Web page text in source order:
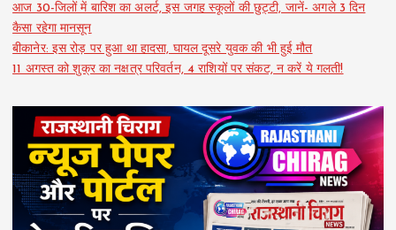
आज 30-जिलों में बारिश का अलर्ट, इस जगह स्कूलों की छुट्टी, जानें- अगले 3 दिन
कैसा रहेगा मानसून
बीकानेर: इस रोड़ पर हुआ था हादसा, घायल दूसरे युवक की भी हुई मौत
11 अगस्त को शुक्र का नक्षत्र परिवर्तन, 4 राशियों पर संकट, न करें ये गलती!